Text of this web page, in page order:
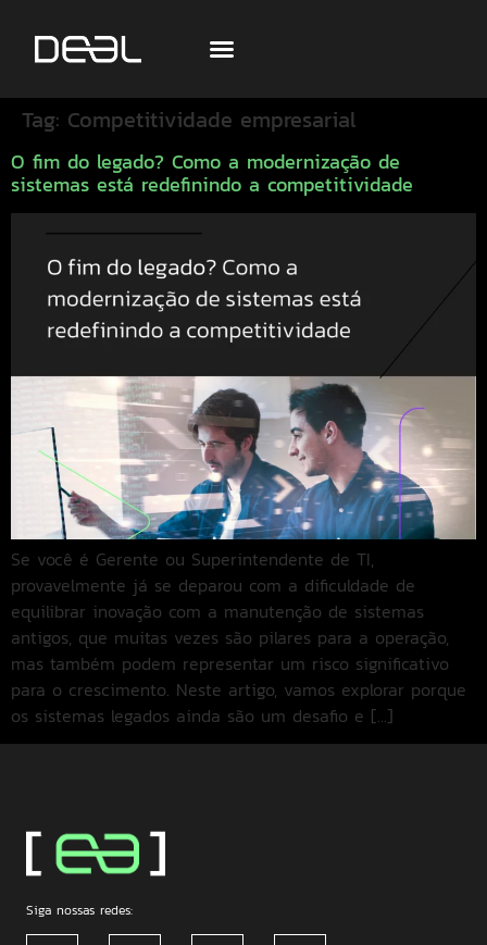
Tag: Competitividade empresarial
O fim do legado? Como a modernização de
sistemas está redefinindo a competitividade
Se você é Gerente ou Superintendente de TI,
provavelmente já se deparou com a dificuldade de
equilibrar inovação com a manutenção de sistemas
antigos, que muitas vezes são pilares para a operação,
mas também podem representar um risco significativo
para o crescimento. Neste artigo, vamos explorar porque
os sistemas legados ainda são um desafio e […]
Siga nossas redes: